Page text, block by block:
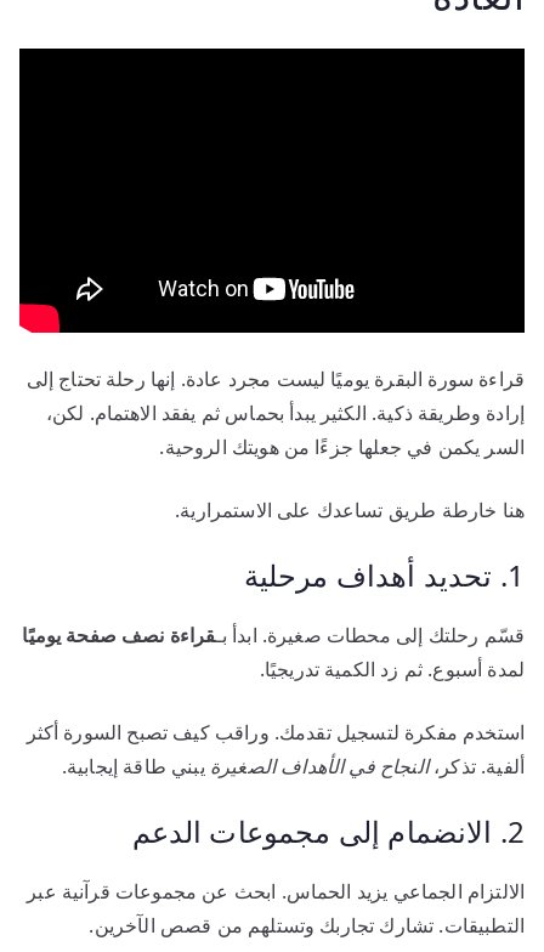
قراءة سورة البقرة يوميًا ليست مجرد عادة. إنها رحلة تحتاج إلى
إرادة وطريقة ذكية. الكثير يبدأ بحماس ثم يفقد الاهتمام. لكن،
السر يكمن في جعلها جزءًا من هويتك الروحية.
هنا خارطة طريق تساعدك على الاستمرارية.
1. تحديد أهداف مرحلية
قسّم رحلتك إلى محطات صغيرة. ابدأ بـقراءة نصف صفحة يوميًا
لمدة أسبوع. ثم زد الكمية تدريجيًا.
استخدم مفكرة لتسجيل تقدمك. وراقب كيف تصبح السورة أكثر
ألفية. تذكر،النجاح في الأهداف الصغيرة يبني طاقة إيجابية.
2. الانضمام إلى مجموعات الدعم
الالتزام الجماعي يزيد الحماس. ابحث عن مجموعات قرآنية عبر
التطبيقات. تشارك تجاربك وتستلهم من قصص الآخرين.